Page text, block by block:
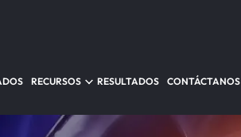
RECURSOS RESULTADOS CONTÁCTANOS